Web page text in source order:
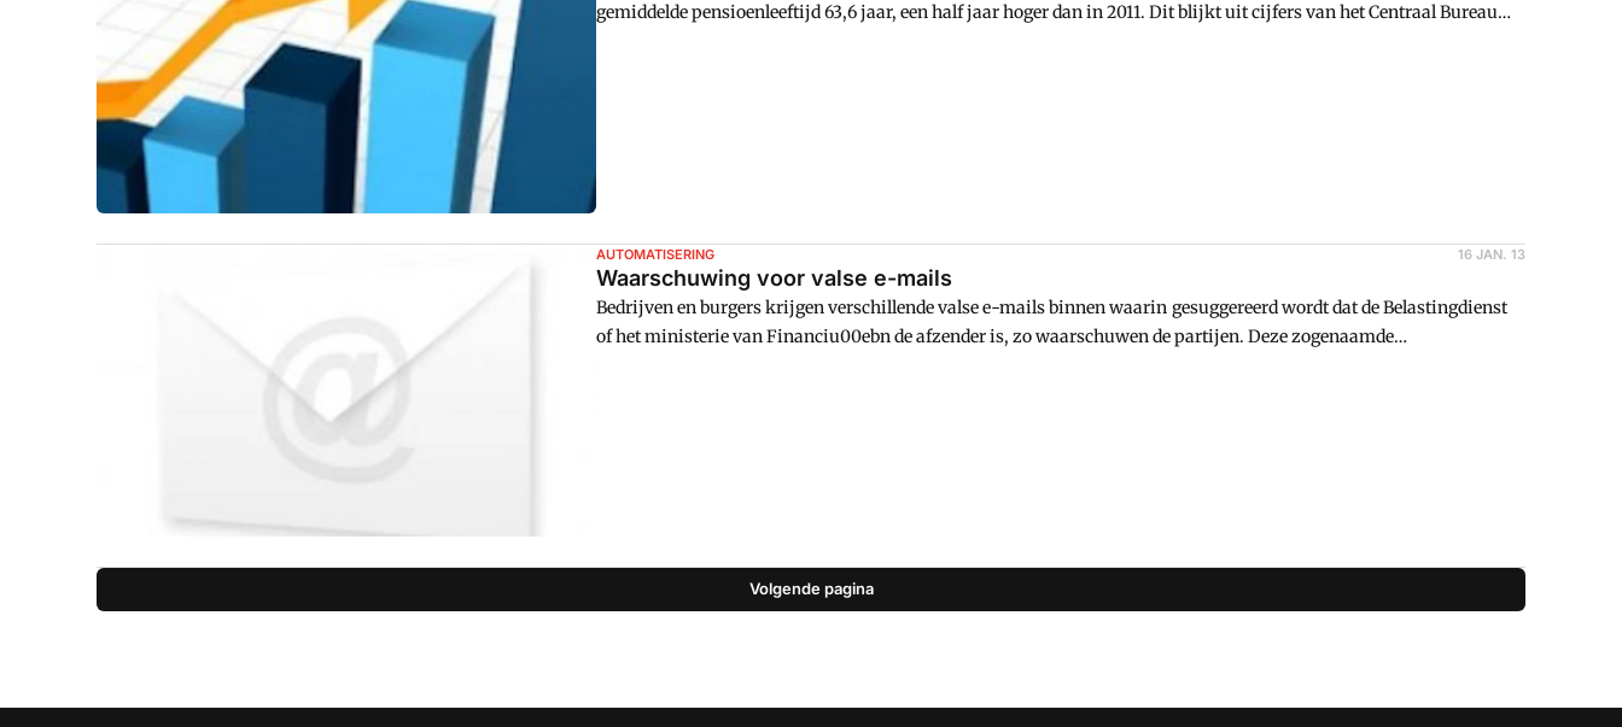
gemiddelde pensioenleeftijd 63,6 jaar, een half jaar hoger dan in 2011. Dit blijkt uit cijfers van het Centraal Bureau
AUTOMATISERING 16 JAN. 13
Waarschuwing voor valse e-mails
Bedrijven en burgers krijgen verschillende valse e-mails binnen waarin gesuggereerd wordt dat de Belastingdienst
of het ministerie van Financiu00ebn de afzender is, zo waarschuwen de partijen. Deze zogenaamde
Volgende pagina